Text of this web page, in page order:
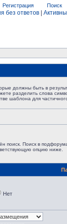
Регистрация Поиск
без ответов
должны быть в
разделить слова
шаблона для
поиск. Поиск в
опцию ниже.
Нет